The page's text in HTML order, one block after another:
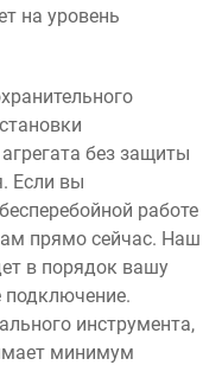
на уровень
без защиты
Если вы
работе
прямо сейчас. Наш
в порядок вашу
подключение.
инструмента,
минимум